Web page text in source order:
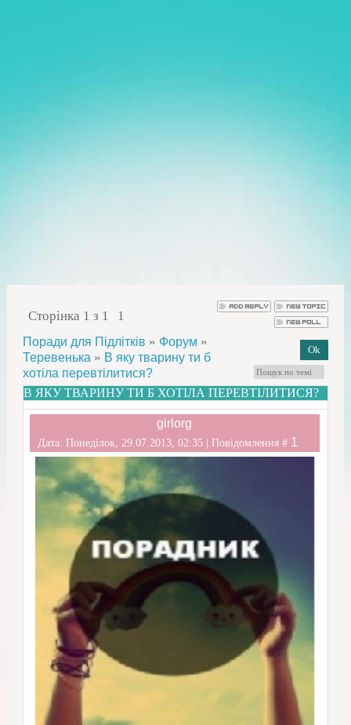
Сторінка 1 з 1 1
Поради для Підлітків » Форум »
Теревенька » В яку тварину ти б
хотіла перевтілитися?
В ЯКУ ТВАРИНУ ТИ Б ХОТІЛА ПЕРЕВТІЛИТИСЯ?
girlorg
Дата: Понеділок, 29.07.2013, 02:35 | Повідомлення # 1